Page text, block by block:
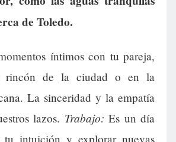
de Toledo.
íntimos con tu pareja,
rincón de la ciudad o en la
La sinceridad y la empatía
lazos. Trabajo: Es un día
tu intuición y explorar nuevas